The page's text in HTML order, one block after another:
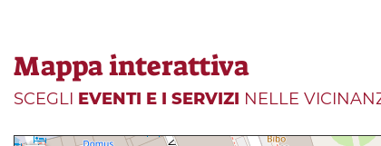
Mappa interattiva
SCEGLI EVENTI E I SERVIZI NELLE